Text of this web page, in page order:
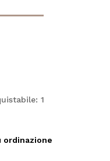
1
ordinazione